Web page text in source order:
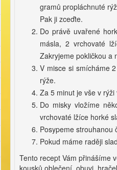
gramů propláchnuté
Pak ji zceďte.
Do právě uvařené
másla, 2 vrchovaté
Zakryjeme pokličkou a
V misce si smícháme
rýže.
Za 5 minut je vše v
Do misky vložíme
vrchovaté lžíce horké
Posypeme strouhanou
Pokud máme raději
Tento recept Vám přinášíme
kousků oblečení, obuvi,